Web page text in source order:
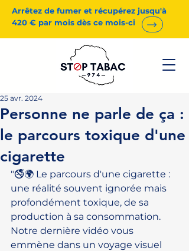
Arrêtez de fumer et récupérez jusqu'à
420 € par mois dès ce mois-ci
Personne ne parle de ça :
le parcours toxique d'une
cigarette
25 avr. 2024
"🚭🌍 Le parcours d'une cigarette :
une réalité souvent ignorée mais
profondément toxique, de sa
production à sa consommation.
Notre dernière vidéo vous
emmène dans un voyage visuel